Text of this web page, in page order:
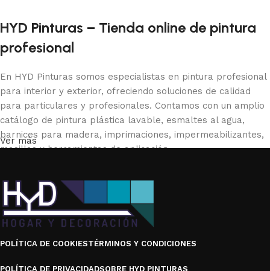
HYD Pinturas – Tienda online de pintura
profesional
En HYD Pinturas somos especialistas en pintura profesional
para interior y exterior, ofreciendo soluciones de calidad
para particulares y profesionales. Contamos con un amplio
catálogo de pintura plástica lavable, esmaltes al agua,
barnices para madera, imprimaciones, impermeabilizantes,
masillas y herramientas de aplicación.
Titanlux, Blatem, Valpaint, Beissier, Osak, Xylazel y Wagner,
garantizando productos duraderos y de alto rendimiento.
realizar un proyecto profesional, en nuestra tienda online
Ver más
POLÍTICA DE COOKIESTÉRMINOS Y CONDICIONES
POLÍTICA DE PRIVACIDADSOBRE HYD PINTURAS